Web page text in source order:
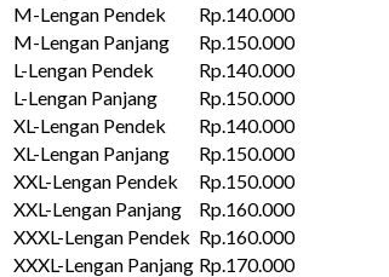
M-Lengan Pendek
Rp.140.000
M-Lengan Panjang
Rp.150.000
L-Lengan Pendek
Rp.140.000
L-Lengan Panjang
Rp.150.000
XL-Lengan Pendek
Rp.140.000
XL-Lengan Panjang
Rp.150.000
XXL-Lengan Pendek
Rp.150.000
XXL-Lengan Panjang
Rp.160.000
XXXL-Lengan Pendek Rp.160.000
XXXL-Lengan Panjang Rp.170.000